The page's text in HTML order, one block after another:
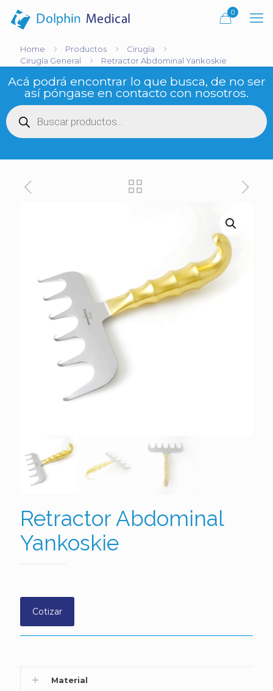
0
Home Productos
Cirugía
Cirugía General
Retractor Abdominal Yankoskie
Acá podrá encontrar lo que busca, de no ser
así póngase en contacto con nosotros.
Búsqueda
de
productos
Retractor Abdominal
Yankoskie
Cotizar
Material